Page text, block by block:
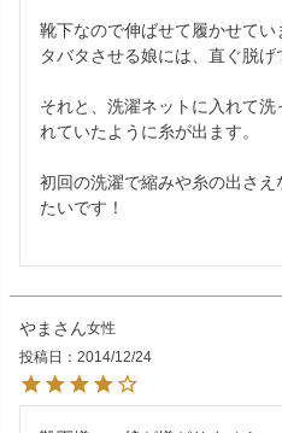
靴下なので伸ばせて履かせて
タバタさせる娘には、直ぐ脱げ
それと、洗濯ネットに入れて
れていたように糸が出ます。
初回の洗濯で縮みや糸の出さ
たいです！
やま
女性
投稿日
2014/12/24